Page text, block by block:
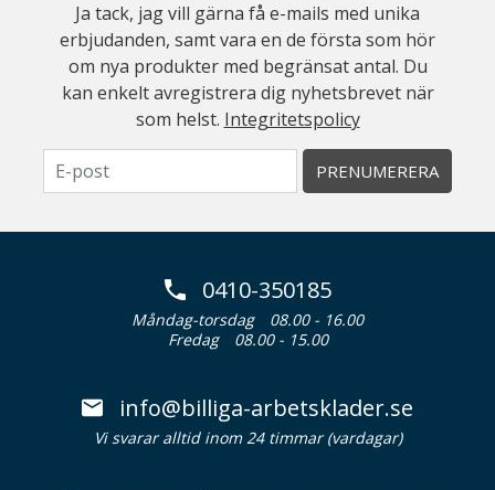
Ja tack, jag vill gärna få e-mails med unika
erbjudanden, samt vara en de första som hör
om nya produkter med begränsat antal. Du
kan enkelt avregistrera dig nyhetsbrevet när
som helst. Integritetspolicy
PRENUMERERA
0410-350185
Måndag-torsdag
08.00 - 16.00
Fredag
08.00 - 15.00
info@billiga-arbetsklader.se
Vi svarar alltid inom 24 timmar (vardagar)